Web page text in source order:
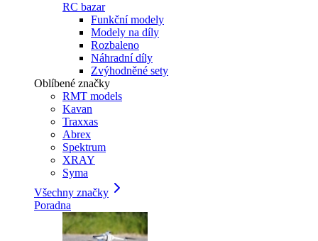
RC bazar
Funkční modely
Modely na díly
Rozbaleno
Náhradní díly
Zvýhodněné sety
Oblíbené značky
RMT models
Kavan
Traxxas
Abrex
Spektrum
XRAY
Syma
Všechny značky
Poradna